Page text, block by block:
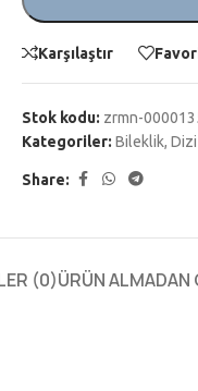
Karşılaştır
Stok kodu: zrmn-
Kategoriler: Bileklik,
Share:
(0)ÜRÜN ALMADAN